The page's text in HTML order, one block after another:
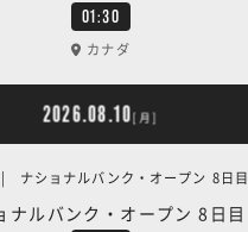
01:30
カナダ
2026.08.10[月]
ナルバンク・オープン 8日目
ショナルバンク・オープン 8日目